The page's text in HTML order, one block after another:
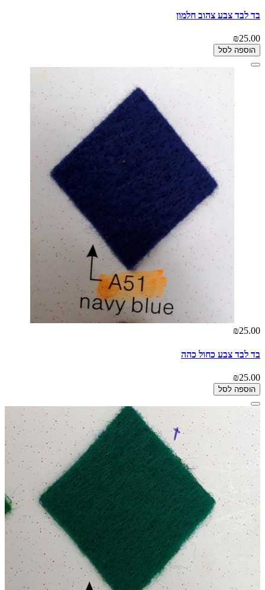
בד לבד צבע צהוב חלמון
₪25.00
הוספה לסל
₪25.00
בד לבד צבע כחול כהה
₪25.00
הוספה לסל